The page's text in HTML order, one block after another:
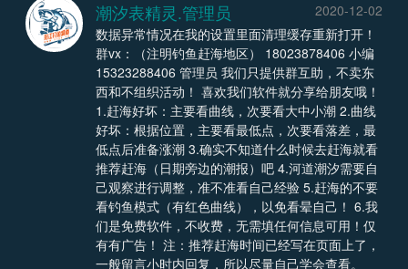
潮汐表精灵.管理员
2020-12-02
数据异常情况在我的设置里面清理缓存重新打开！
群vx：（注明钓鱼赶海地区） 18023878406 小编
15323288406 管理员 我们只提供群互助，不卖东
西和不组织活动！ 喜欢我们软件就分享给朋友哦！
1.赶海好坏：主要看曲线，次要看大中小潮 2.曲线
好坏：根据位置，主要看最低点，次要看落差，最
低点后准备涨潮 3.确实不知道什么时候去赶海就看
推荐赶海（日期旁边的潮报）吧 4.河道潮汐需要自
己观察进行调整，准不准看自己经验 5.赶海的不要
看钓鱼模式（有红色曲线），以免看晕自己！ 6.我
们是免费软件，不收费，无需填任何信息可用！仅
有有广告！ 注：推荐赶海时间已经写在页面上了，
一般留言小时内回复，所以尽量自己学会查看。